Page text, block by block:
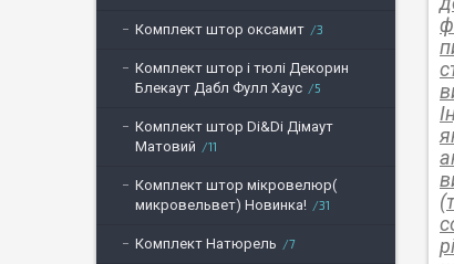
Комплект штор оксамит 3
Комплект штор і тюлі Декорин
Блекаут Дабл Фулл Хаус
5
Комплект штор Di&Di Дімаут
Матовий
11
Комплект штор мікровелюр(
микровельвет) Новинка!
31
Комплект Натюрель 7